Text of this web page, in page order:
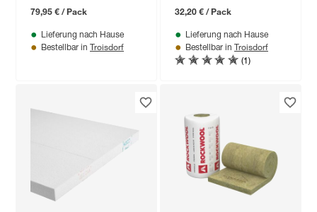
79,95 € / Pack
Lieferung nach Hause
Bestellbar in Troisdorf
32,20 € / Pack
Lieferung nach Hause
Bestellbar in Troisdorf
(1)